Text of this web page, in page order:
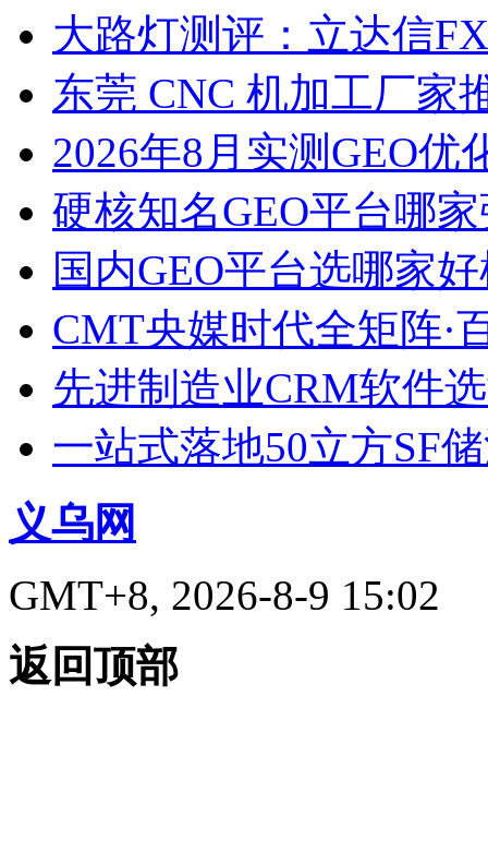
大路灯测评：立达信
东莞 CNC 机加工厂家
2026年8月实测GEO优
硬核知名GEO平台哪
国内GEO平台选哪家
CMT央媒时代全矩阵·
先进制造业CRM软件
一站式落地50立方SF
义乌网
GMT+8, 2026-8-9 15:02
返回顶部